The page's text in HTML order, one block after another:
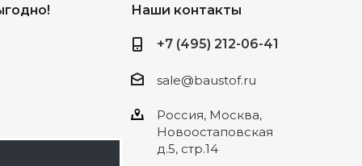
Наши контакты
+7 (495) 212-06-41
sale@baustof.ru
Россия, Москва,
Новоостаповская
д.5, стр.14